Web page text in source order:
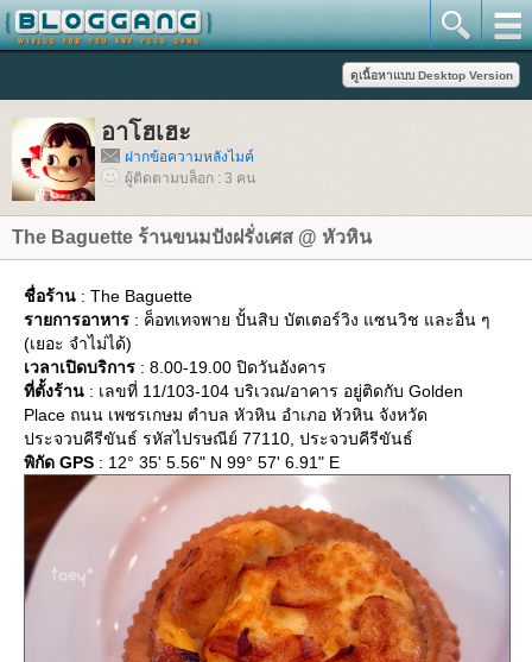
อาโฮเฮะ
ฝากข้อความหลังไมค์
ผู้ติดตามบล็อก : 3 คน
The Baguette ร้านขนมปังฝรั่งเศส @ หัวหิน
ชื่อร้าน : The Baguette
รายการอาหาร : ค็อทเทจพาย ปั้นสิบ บัตเตอร์วิง แซนวิช และอื่น ๆ
(เยอะ จำไม่ได้)
เวลาเปิดบริการ : 8.00-19.00 ปิดวันอังคาร
ที่ตั้งร้าน : เลขที่ 11/103-104 บริเวณ/อาคาร อยู่ติดกับ Golden
Place ถนน เพชรเกษม ตำบล หัวหิน อำเภอ หัวหิน จังหวัด
ประจวบคีรีขันธ์ รหัสไปรษณีย์ 77110, ประจวบคีรีขันธ์
พิกัด GPS : 12° 35' 5.56" N 99° 57' 6.91" E